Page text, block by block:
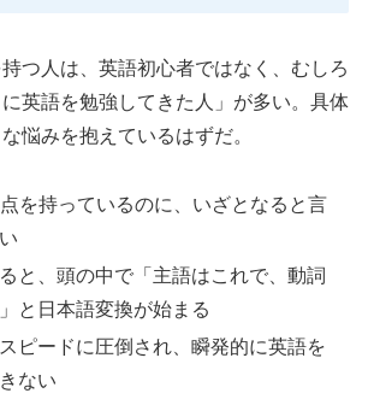
つ人は、英語初心者ではなく、むしろ
に英語を勉強してきた人」が多い。具体
悩みを抱えているはずだ。
を持っているのに、いざとなると言
と、頭の中で「主語はこれで、動詞
と日本語変換が始まる
ピードに圧倒され、瞬発的に英語を
ない